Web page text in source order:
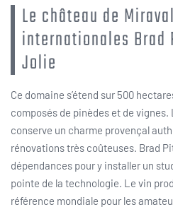
Le château de
internationales Brad
Jolie
Ce domaine s’étend sur 500
composés de pinèdes et de
conserve un charme provençal
rénovations très coûteuses. Brad
dépendances pour y installer un
pointe de la technologie. Le vin
référence mondiale pour les